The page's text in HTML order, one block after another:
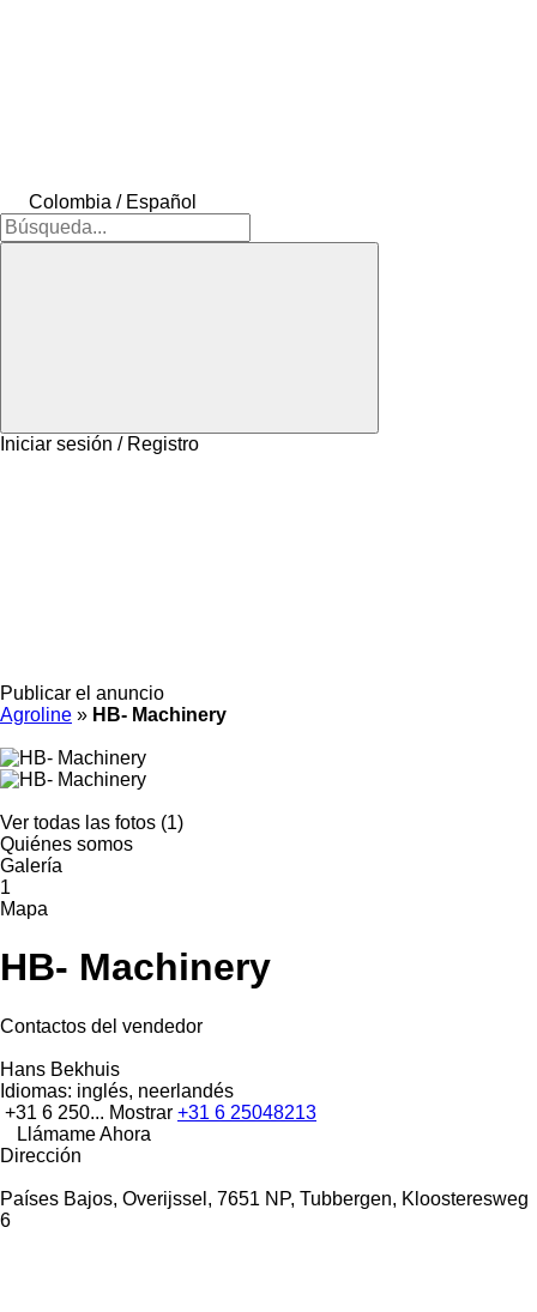
Colombia / Español
Iniciar sesión / Registro
Publicar el anuncio
Agroline » HB- Machinery
Ver todas las fotos (1)
Quiénes somos
Galería
1
Mapa
HB- Machinery
Contactos del vendedor
Hans Bekhuis
Idiomas: inglés, neerlandés
+31 6 250... Mostrar +31 6 25048213
Llámame Ahora
Dirección
Países Bajos, Overijssel, 7651 NP, Tubbergen, Kloosteresweg
6